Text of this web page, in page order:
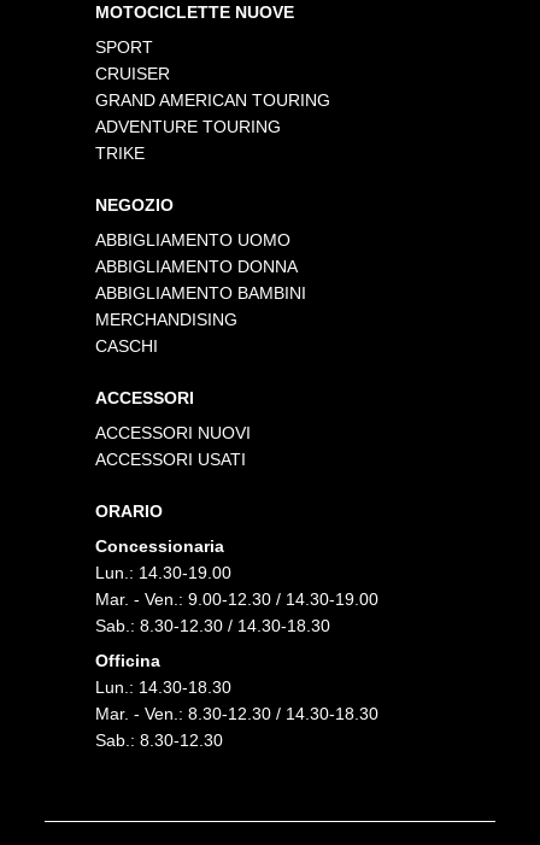
MOTOCICLETTE NUOVE
SPORT
CRUISER
GRAND AMERICAN TOURING
ADVENTURE TOURING
TRIKE
NEGOZIO
ABBIGLIAMENTO UOMO
ABBIGLIAMENTO DONNA
ABBIGLIAMENTO BAMBINI
MERCHANDISING
CASCHI
ACCESSORI
ACCESSORI NUOVI
ACCESSORI USATI
ORARIO
Concessionaria
Lun.: 14.30-19.00
Mar. - Ven.: 9.00-12.30 / 14.30-19.00
Sab.: 8.30-12.30 / 14.30-18.30
Officina
Lun.: 14.30-18.30
Mar. - Ven.: 8.30-12.30 / 14.30-18.30
Sab.: 8.30-12.30